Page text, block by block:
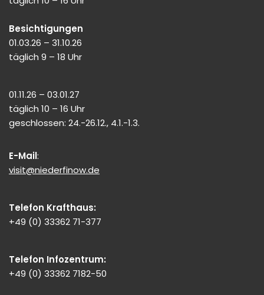
Besichtigungen
01.03.26 – 31.10.26
täglich 9 – 18 Uhr
01.11.26 – 03.01.27
täglich 10 – 16 Uhr
geschlossen: 24.-26.12., 4.1.-1.3.
E-Mail:
visit@niederfinow.de
Telefon Krafthaus:
+49 (0) 33362 71-377
Telefon Infozentrum:
+49 (0) 33362 7182-50